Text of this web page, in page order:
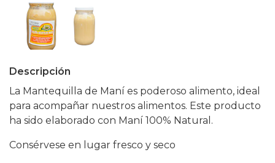
Descripción
La Mantequilla de Maní es poderoso alimento, ideal
para acompañar nuestros alimentos. Este producto
ha sido elaborado con Maní 100% Natural.
Consérvese en lugar fresco y seco